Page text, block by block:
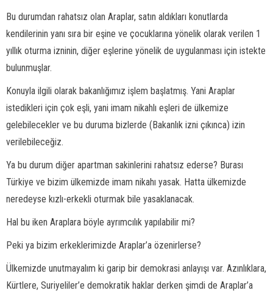
Bu durumdan rahatsız olan Araplar, satın aldıkları konutlarda
kendilerinin yanı sıra bir eşine ve çocuklarına yönelik olarak verilen 1
yıllık oturma izninin, diğer eşlerine yönelik de uygulanması için istekte
bulunmuşlar.
Konuyla ilgili olarak bakanlığımız işlem başlatmış. Yani Araplar
istedikleri için çok eşli, yani imam nikahlı eşleri de ülkemize
gelebilecekler ve bu duruma bizlerde (Bakanlık izni çıkınca) izin
verilebileceğiz.
Ya bu durum diğer apartman sakinlerini rahatsız ederse? Burası
Türkiye ve bizim ülkemizde imam nikahı yasak. Hatta ülkemizde
neredeyse kızlı-erkekli oturmak bile yasaklanacak.
Hal bu iken Araplara böyle ayrımcılık yapılabilir mi?
Peki ya bizim erkeklerimizde Araplar’a özenirlerse?
Ülkemizde unutmayalım ki garip bir demokrasi anlayışı var. Azınlıklara,
Kürtlere, Suriyeliler’e demokratik haklar derken şimdi de Araplar’a